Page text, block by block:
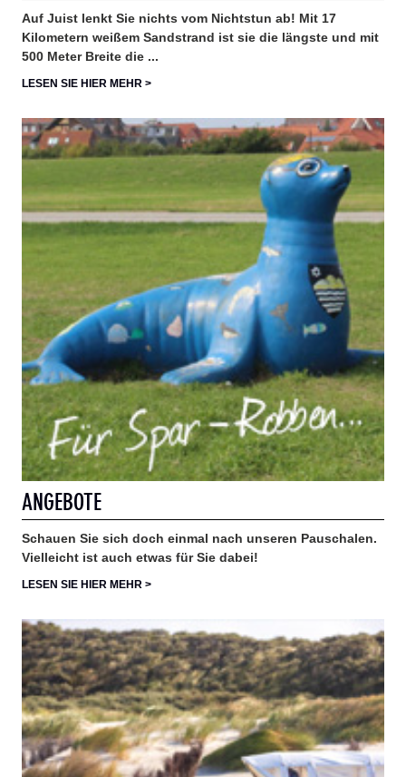
Auf Juist lenkt Sie nichts vom Nichtstun ab! Mit 17
Kilometern weißem Sandstrand ist sie die längste und mit
500 Meter Breite die ...
LESEN SIE HIER MEHR >
ANGEBOTE
Schauen Sie sich doch einmal nach unseren Pauschalen.
Vielleicht ist auch etwas für Sie dabei!
LESEN SIE HIER MEHR >